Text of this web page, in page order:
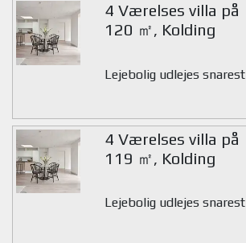
4 Værelses villa på
120 ㎡, Kolding
Lejebolig udlejes snarest
4 Værelses villa på
119 ㎡, Kolding
Lejebolig udlejes snarest